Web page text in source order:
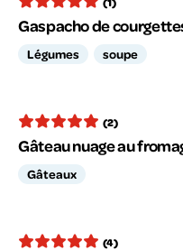
Gaspacho de
Légumes soupe
(2)
Gâteau nuage au
Gâteaux
(4)